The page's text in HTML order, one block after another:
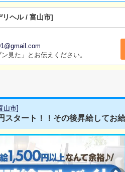
リヘル / 富山市]
見た」とお伝えください。
山市]
スタート！！その後昇給してお